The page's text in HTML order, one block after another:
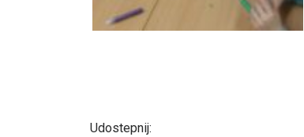
Udostepnij: